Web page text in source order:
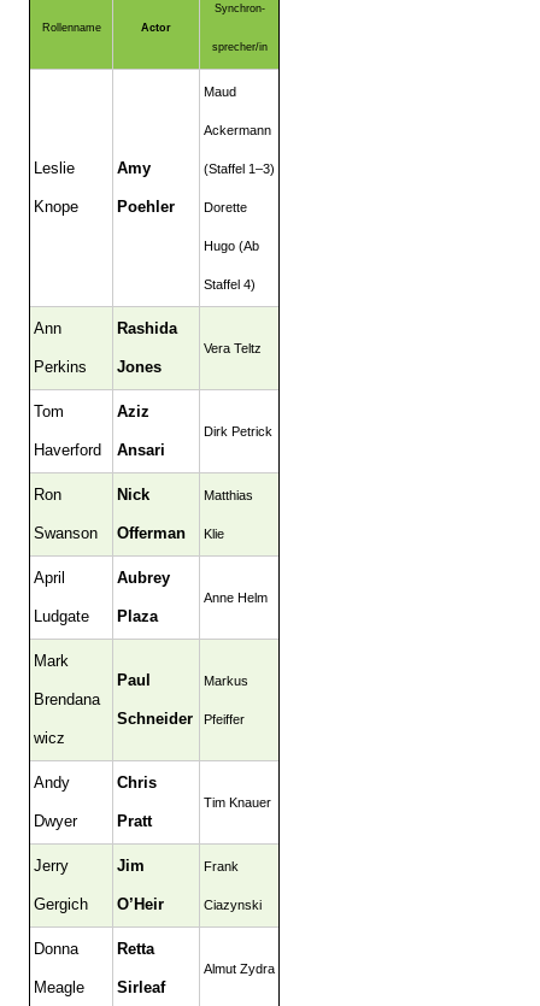
Rollenname Actor
Synchron-
sprecher/in
Leslie
Knope
Amy
Poehler
Maud
Ackermann
(Staffel 1–3)
Dorette
Hugo (Ab
Staffel 4)
Ann
Perkins
Rashida
Jones
Vera Teltz
Tom
Haverford
Aziz
Ansari
Dirk Petrick
Ron
Swanson
Nick
Offerman
Matthias
Klie
April
Ludgate
Aubrey
Plaza
Anne Helm
Mark
Brendana
wicz
Paul
Schneider
Markus
Pfeiffer
Andy
Dwyer
Chris
Pratt
Tim Knauer
Jerry
Gergich
Jim
O’Heir
Frank
Ciazynski
Donna
Meagle
Retta
Sirleaf
Almut Zydra